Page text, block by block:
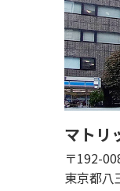
マトリ
〒192-
東京都